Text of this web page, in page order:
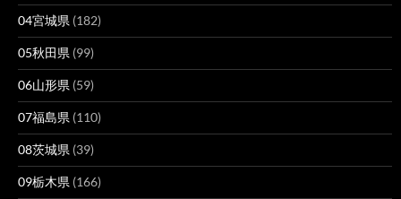
04宮城県 (182)
05秋田県 (99)
06山形県 (59)
07福島県 (110)
08茨城県 (39)
09栃木県 (166)